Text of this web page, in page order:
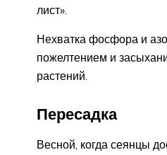
лист».
Нехватка фосфора и
пожелтением и
растений.
Пересадка
Весной, когда сеянцы